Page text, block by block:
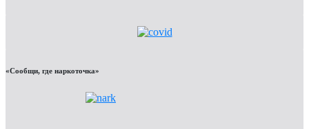
«Сообщи, где наркоточка»